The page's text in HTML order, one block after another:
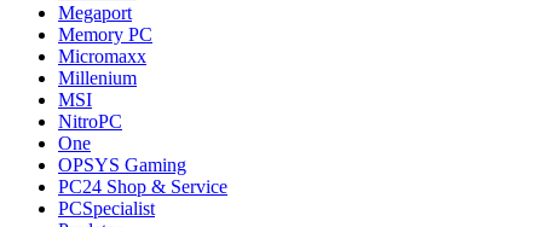
Megaport
Memory PC
Micromaxx
Millenium
MSI
NitroPC
One
OPSYS Gaming
PC24 Shop & Service
PCSpecialist